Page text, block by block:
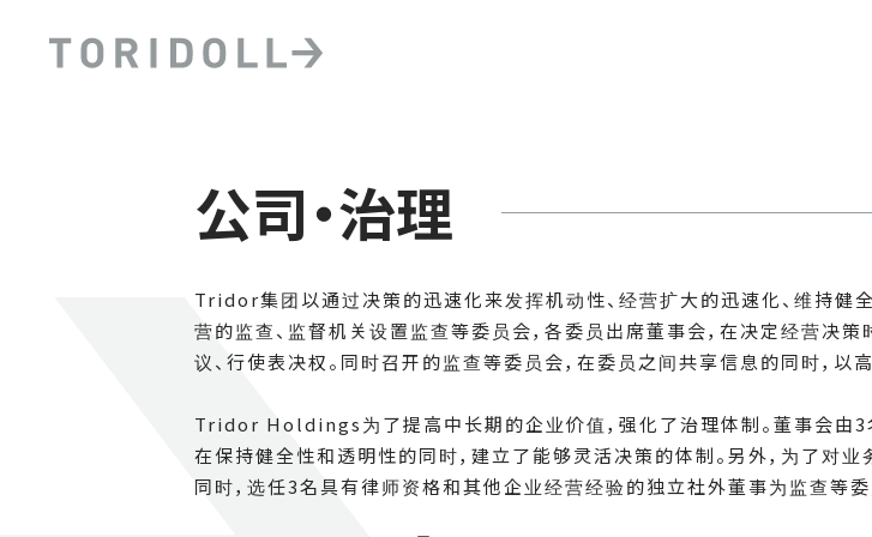
公司・治理
Tridor集团以通过决策的迅速化来发挥机动性、经营扩大的迅速化、维持健
营的监查、监督机关设置监查等委员会，各委员出席董事会，在决定经营决
议、行使表决权。同时召开的监查等委员会，在委员之间共享信息的同时，以
Tridor Holdings为了提高中长期的企业价值，强化了治理体制。董事会由3
在保持健全性和透明性的同时，建立了能够灵活决策的体制。另外，为了对
同时，选任3名具有律师资格和其他企业经营经验的独立社外董事为监查等委